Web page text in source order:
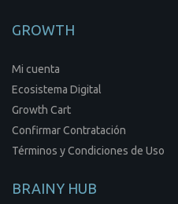
GROWTH
Mi cuenta
Ecosistema Digital
Growth Cart
Confirmar Contratación
Términos y Condiciones de Uso
BRAINY HUB